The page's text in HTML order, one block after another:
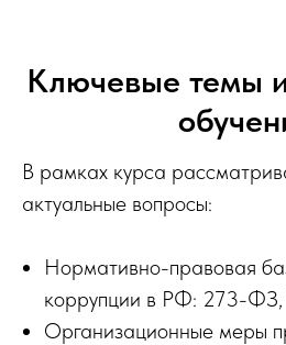
Ключевые темы
В рамках курса
актуальные вопросы:
Нормативно-правовая
коррупции в РФ: 273-
Организационные меры